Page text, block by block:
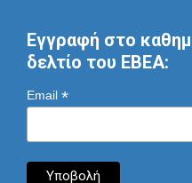
Εγγραφή στο
δελτίο του ΕΒΕΑ:
Email *